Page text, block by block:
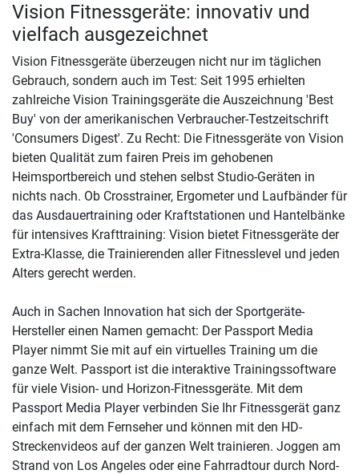
Vision Fitnessgeräte: innovativ und
vielfach ausgezeichnet
Vision Fitnessgeräte überzeugen nicht nur im täglichen
Gebrauch, sondern auch im Test: Seit 1995 erhielten
zahlreiche Vision Trainingsgeräte die Auszeichnung 'Best
Buy' von der amerikanischen Verbraucher-Testzeitschrift
'Consumers Digest'. Zu Recht: Die Fitnessgeräte von Vision
bieten Qualität zum fairen Preis im gehobenen
Heimsportbereich und stehen selbst Studio-Geräten in
nichts nach. Ob Crosstrainer, Ergometer und Laufbänder für
das Ausdauertraining oder Kraftstationen und Hantelbänke
für intensives Krafttraining: Vision bietet Fitnessgeräte der
Extra-Klasse, die Trainierenden aller Fitnesslevel und jeden
Alters gerecht werden.
Auch in Sachen Innovation hat sich der Sportgeräte-
Hersteller einen Namen gemacht: Der Passport Media
Player nimmt Sie mit auf ein virtuelles Training um die
ganze Welt. Passport ist die interaktive Trainingssoftware
für viele Vision- und Horizon-Fitnessgeräte. Mit dem
Passport Media Player verbinden Sie Ihr Fitnessgerät ganz
einfach mit dem Fernseher und können mit den HD-
Streckenvideos auf der ganzen Welt trainieren. Joggen am
Strand von Los Angeles oder eine Fahrradtour durch Nord-